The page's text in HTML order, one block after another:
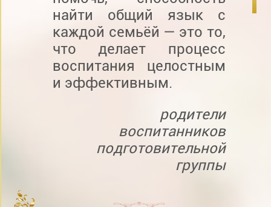
найти общий язык с
каждой семьёй — это то,
что делает процесс
воспитания целостным
и эффективным.
родители
воспитанников
подготовительной
группы